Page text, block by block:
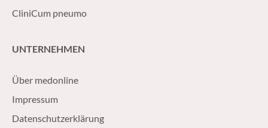
CliniCum pneumo
UNTERNEHMEN
Über medonline
Impressum
Datenschutzerklärung